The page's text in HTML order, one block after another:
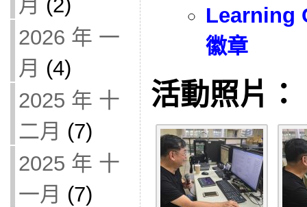
月 (2)
2026 年 一
月 (4)
2025 年 十
二月 (7)
2025 年 十
一月 (7)
Learning
徽章
活動照片：